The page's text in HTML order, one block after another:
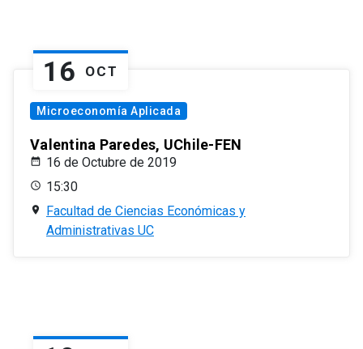
16 OCT
Microeconomía Aplicada
Valentina Paredes, UChile-FEN
16 de Octubre de 2019
15:30
Facultad de Ciencias Económicas y
Administrativas UC